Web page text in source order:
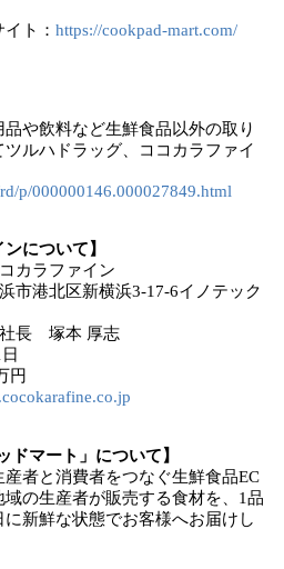
ト： https://cookpad-mart.com/
や飲料など生鮮食品以外の取り
ルハドラッグ、ココカラファイ
p/000000146.000027849.html
について】
ラファイン
市港北区新横浜3-17-6イノテック
長 塚本 厚志
円
ドマート」について】
者と消費者をつなぐ生鮮食品EC
の生産者が販売する食材を、1品
新鮮な状態でお客様へお届けし